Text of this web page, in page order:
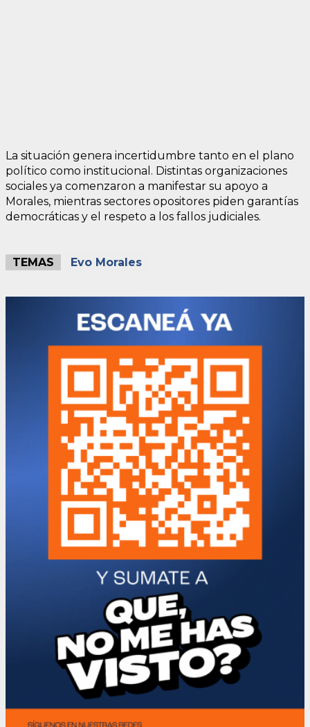
La situación genera incertidumbre tanto en el plano
político como institucional. Distintas organizaciones
sociales ya comenzaron a manifestar su apoyo a
Morales, mientras sectores opositores piden garantías
democráticas y el respeto a los fallos judiciales.
TEMAS Evo Morales